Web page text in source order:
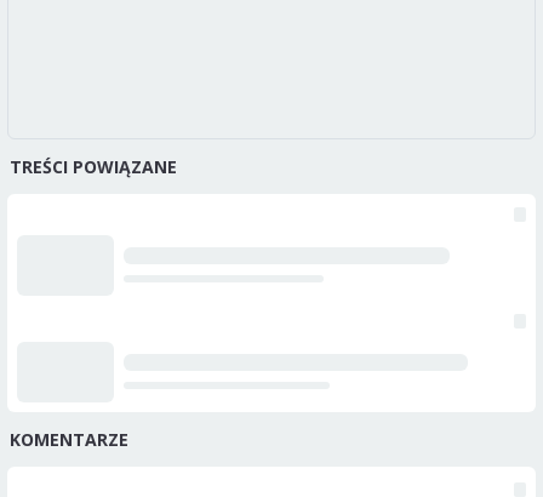
TREŚCI POWIĄZANE
KOMENTARZE